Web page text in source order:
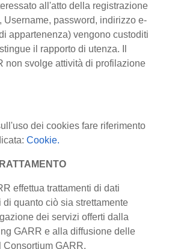
all'atto della registrazione
Username, password, indirizzo e-
appartenenza) vengono custoditi
il rapporto di utenza. Il
non svolge attività di profilazione
dei cookies fare riferimento
Cookie.
effettua trattamenti di dati
quanto ciò sia strettamente
dei servizi offerti dalla
GARR e alla diffusione delle
GARR.